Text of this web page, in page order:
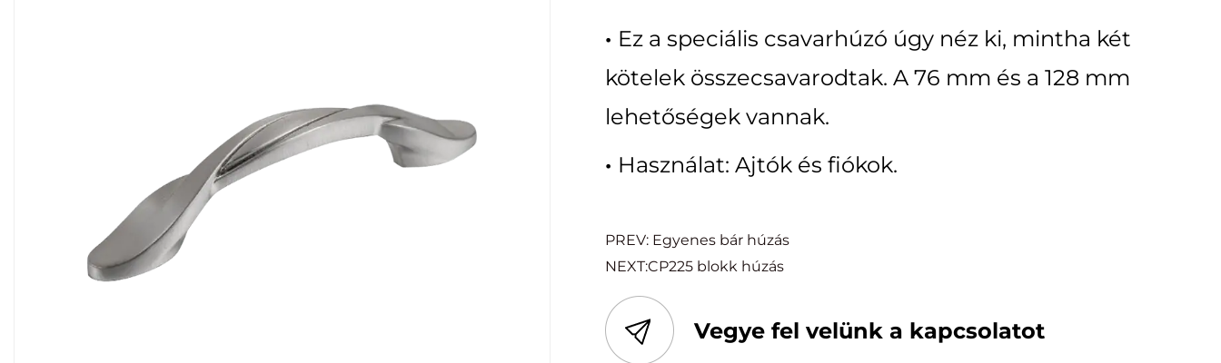
· Ez a speciális csavarhúzó úgy néz ki, mintha két
kötelek összecsavarodtak. A 76 mm és a 128 mm
lehetőségek vannak.
· Használat: Ajtók és fiókok.
PREV: Egyenes bár húzás
NEXT:CP225 blokk húzás
Vegye fel velünk a kapcsolatot